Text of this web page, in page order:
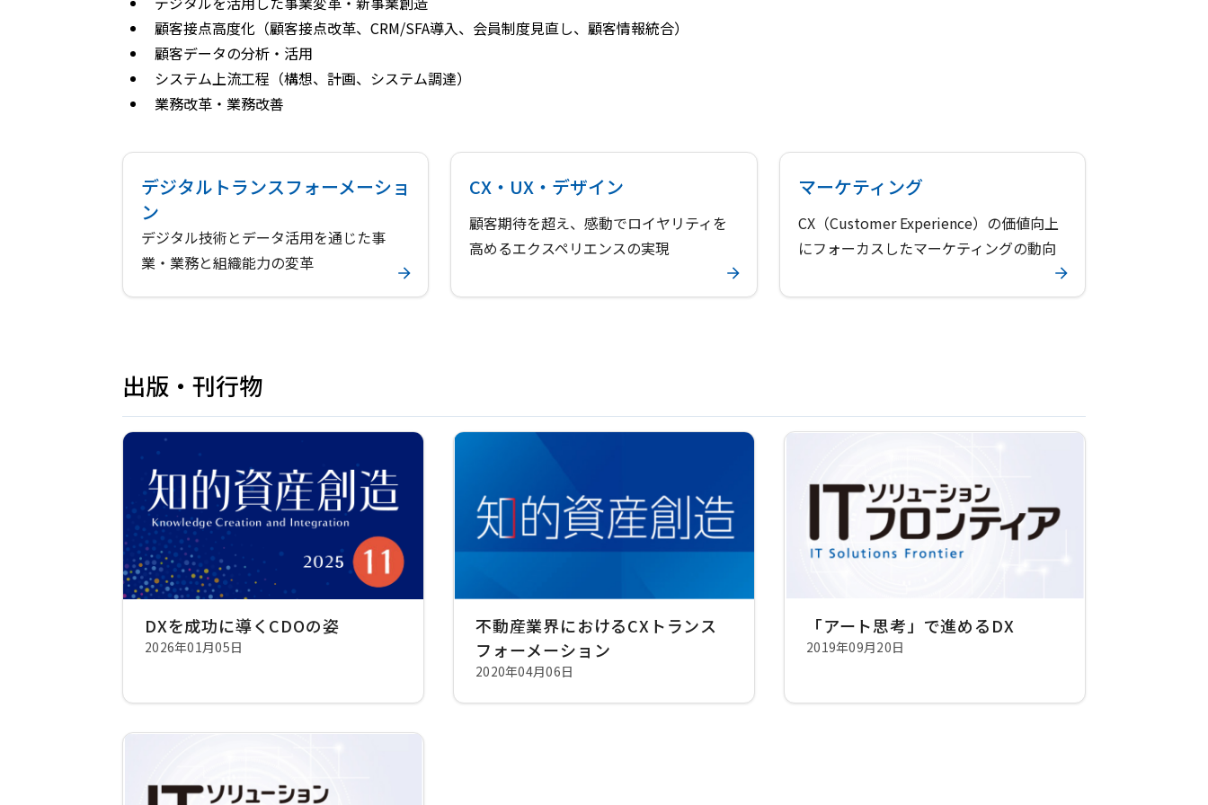
顧客接点高度化（顧客接点改革、CRM/SFA導入、会員制度見直し、顧客情報統合）
顧客データの分析・活用
システム上流工程（構想、計画、システム調達）
業務改革・業務改善
デジタルトランスフォーメーショ
ン​
デジタル技術とデータ活用を通じた事
業・業務と組織能力の変革
CX・UX・デザイン
顧客期待を超え、感動でロイヤリティを
高めるエクスペリエンスの実現
マーケティング​
CX（Customer Experience）の価値向上
にフォーカスしたマーケティングの動向
出版・刊行物
DXを成功に導くCDOの姿
2026年01月05日
不動産業界におけるCXトランス
フォーメーション
2020年04月06日
「アート思考」で進めるDX
2019年09月20日